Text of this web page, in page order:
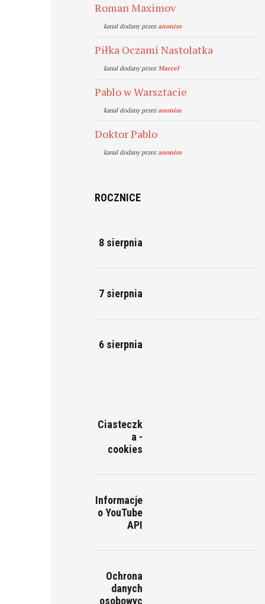
Roman Maximov
kanal dodany przezanonim
Piłka Oczami Nastolatka
kanal dodany przezMarcel
Pablo w Warsztacie
kanal dodany przezanonim
Doktor Pablo
kanal dodany przezanonim
ROCZNICE
8 sierpnia
7 sierpnia
6 sierpnia
Ciasteczk
a -
cookies
Informacje
o YouTube
API
Ochrona
danych
osobowyc